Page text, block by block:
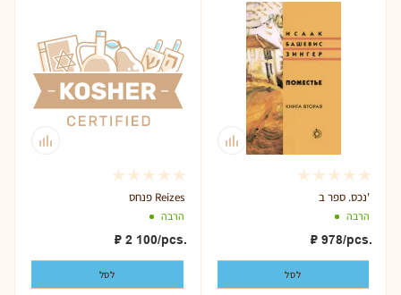
פנחס Reizes
הרבה
₽ 2 100/pcs.
לסל
נכס. ספר ב'
הרבה
₽ 978/pcs.
לסל